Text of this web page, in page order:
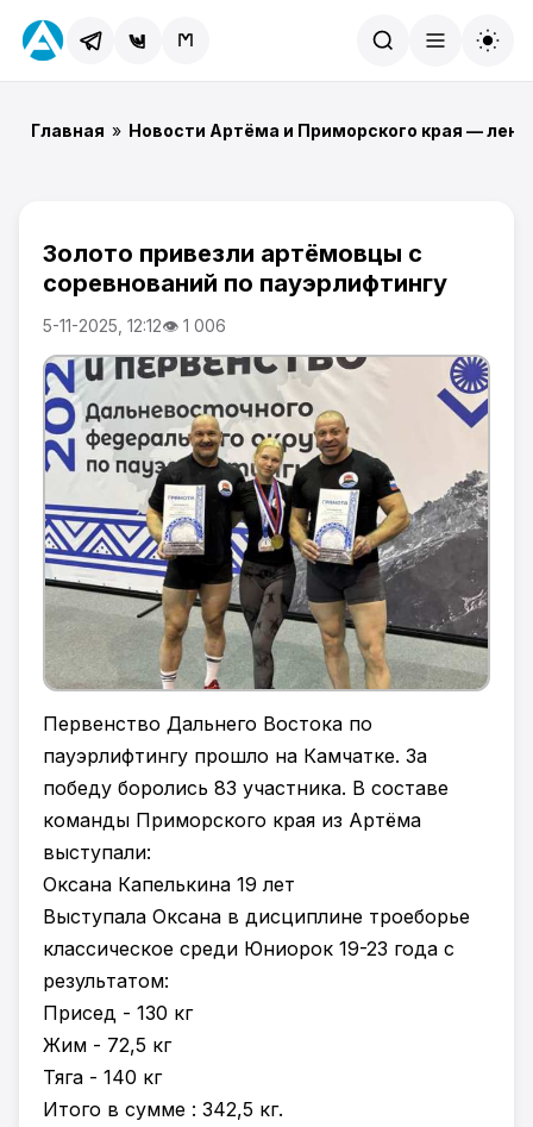
Главная » Новости Артёма и Приморского края —
Золото привезли артёмовцы с
соревнований по пауэрлифтингу
5-11-2025, 12:12👁 1 006
Первенство Дальнего Востока по
пауэрлифтингу прошло на Камчатке. За
победу боролись 83 участника. В составе
команды Приморского края из Артёма
выступали:
Оксана Капелькина 19 лет
Выступала Оксана в дисциплине троеборье
классическое среди Юниорок 19-23 года с
результатом:
Присед - 130 кг
Жим - 72,5 кг
Тяга - 140 кг
Итого в сумме : 342,5 кг.